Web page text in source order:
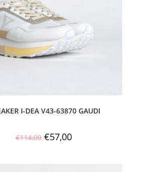
I-DEA V43-63870 GAUDI
€114,00 €57,00